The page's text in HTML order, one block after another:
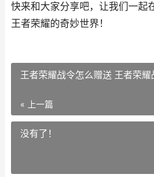
快来和大家分享吧，让我们一起
王者荣耀的奇妙世界！
王者荣耀战令怎么赠送 王者荣
« 上一篇
没有了！